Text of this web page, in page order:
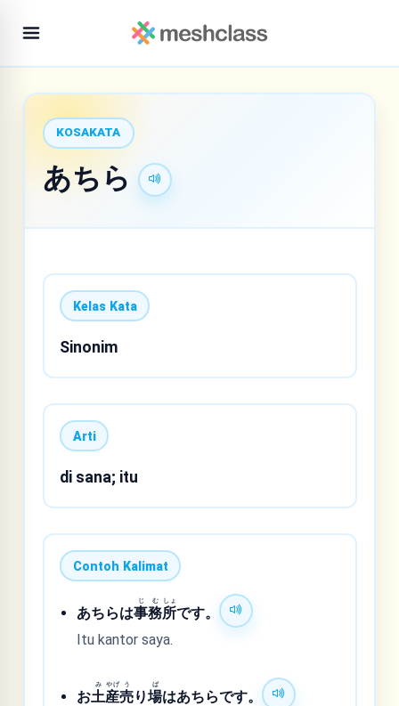
KOSAKATA
あちら
Kelas Kata
Sinonim
Arti
di sana; itu
Contoh Kalimat
あちらは事
じ
務
む
所
しょ
です。
Itu kantor saya.
お土
み
産
やげ
売
う
り場
ば
はあちらです。